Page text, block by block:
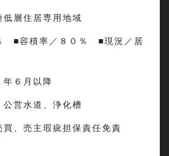
低層住居専用地域
■容積率／８０％ ■現況／居
年６月以降
営水道、浄化槽
、売主瑕疵担保責任免責